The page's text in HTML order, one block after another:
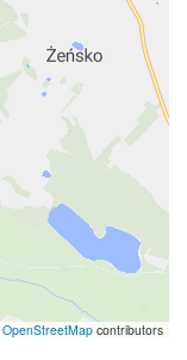
OpenStreetMap contributors